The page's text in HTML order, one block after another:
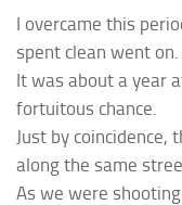
I overcame this
spent clean went on.
It was about a year
fortuitous chance.
Just by coincidence,
along the same
As we were